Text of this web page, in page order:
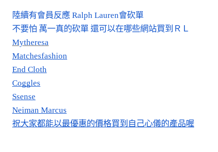
陸續有會員反應 Ralph Lauren會砍單
不要怕 萬一真的砍單 還可以在哪些網站買到ＲＬ
Mytheresa
Matchesfashion
End Cloth
Coggles
Ssense
Neiman Marcus
祝大家都能以最優惠的價格買到自己心儀的產品喔